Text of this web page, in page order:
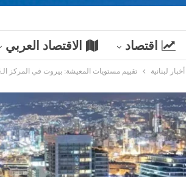
اقتصاد الاقتصاد العربي
أخبار لبنانية تقييم مستويات المعيشة: بيروت في المركز الـ16 عربياً ودبي في الصدارة